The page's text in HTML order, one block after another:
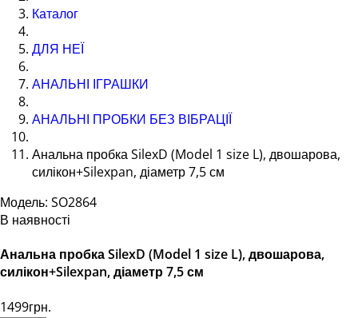
Каталог
ДЛЯ НЕЇ
АНАЛЬНІ ІГРАШКИ
АНАЛЬНІ ПРОБКИ БЕЗ ВІБРАЦІЇ
Анальна пробка SilexD (Model 1 size L), двошарова,
силікон+Silexpan, діаметр 7,5 см
Модель: SO2864
В наявності
Анальна пробка SilexD (Model 1 size L), двошарова,
силікон+Silexpan, діаметр 7,5 см
1499грн.